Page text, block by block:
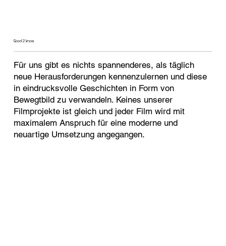
Good 2 know
Für uns gibt es nichts spannenderes, als täglich
neue Herausforderungen kennenzulernen und diese
in eindrucksvolle Geschichten in Form von
Bewegtbild zu verwandeln. Keines unserer
Filmprojekte ist gleich und jeder Film wird mit
maximalem Anspruch für eine moderne und
neuartige Umsetzung angegangen.